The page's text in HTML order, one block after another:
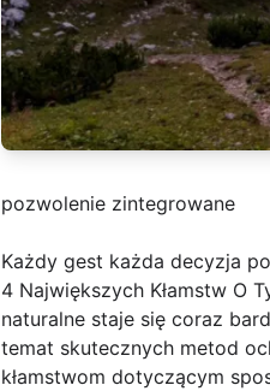
pozwolenie zintegrowane
Każdy gest każda decyzja
4 Największych Kłamstw O
naturalne staje się coraz
temat skutecznych metod
kłamstwom dotyczącym